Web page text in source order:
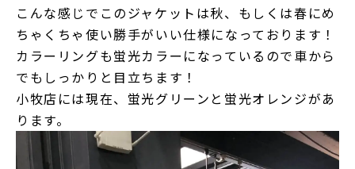
こんな感じでこのジャケットは秋、もしくは春にめ
ちゃくちゃ使い勝手がいい仕様になっております！
カラーリングも蛍光カラーになっているので車から
でもしっかりと目立ちます！
小牧店には現在、蛍光グリーンと蛍光オレンジがあ
ります。